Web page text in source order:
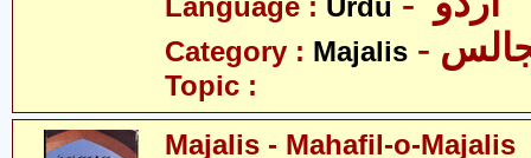
Language : Urdu
Category : Majalis
Topic :
Majalis - Mahafil-o-Majalis